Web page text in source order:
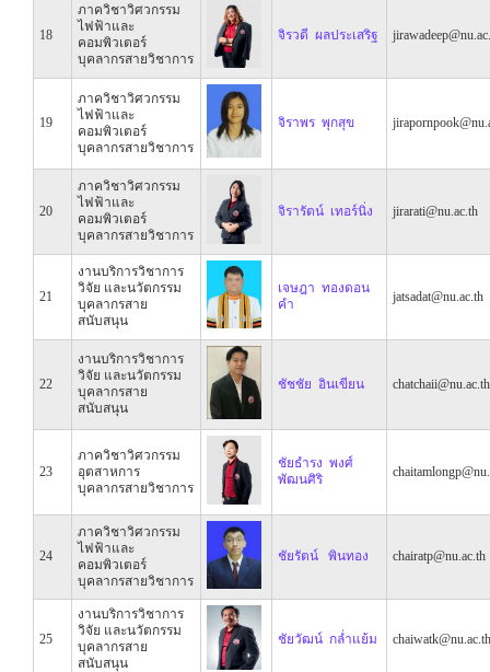
18
ภาควิชาวิศวกรรม
ไฟฟ้าและ
คอมพิวเตอร์
บุคลากรสายวิชาการ
จิรวดี ผลประเสริฐ
19
ภาควิชาวิศวกรรม
ไฟฟ้าและ
คอมพิวเตอร์
บุคลากรสายวิชาการ
จิราพร พุกสุข
20
ภาควิชาวิศวกรรม
ไฟฟ้าและ
คอมพิวเตอร์
บุคลากรสายวิชาการ
จิรารัตน์ เทอร์นิ่ง jirarati@nu.ac.th
21
งานบริการวิชาการ
วิจัย และนวัตกรรม
บุคลากรสาย
สนับสนุน
เจษฎา ทองดอน
คำ
jatsadat@nu.ac.th
22
งานบริการวิชาการ
วิจัย และนวัตกรรม
บุคลากรสาย
สนับสนุน
ชัชชัย อินเขียน chatchaii@nu.ac.th
23
ภาควิชาวิศวกรรม
อุตสาหการ
บุคลากรสายวิชาการ
ชัยธำรง พงศ์
พัฒนศิริ
24
ภาควิชาวิศวกรรม
ไฟฟ้าและ
คอมพิวเตอร์
บุคลากรสายวิชาการ
ชัยรัตน์ พินทอง chairatp@nu.ac.th
25
งานบริการวิชาการ
วิจัย และนวัตกรรม
บุคลากรสาย
สนับสนุน
ชัยวัฒน์ กล่ำแย้ม chaiwatk@nu.ac.th